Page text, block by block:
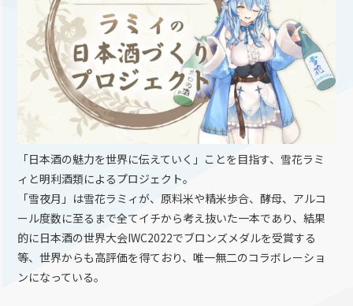
「日本酒の魅力を世界に伝えていく」ことを目指す、雪花ラミ
ィと明利酒類によるプロジェクト。
「雪夜月」は雪花ラミィが、原料米や精米歩合、酵母、アルコ
ール度数に至るまで全てイチから考え抜いた一本であり、結果
的に日本酒の世界大会IWC2022でブロンズメダルを受賞する
等、世界からも高評価を得ており、唯一無二のコラボレーショ
ンになっている。